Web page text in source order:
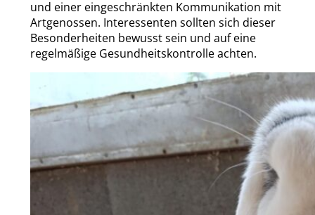
und einer eingeschränkten Kommunikation mit
Artgenossen. Interessenten sollten sich dieser
Besonderheiten bewusst sein und auf eine
regelmäßige Gesundheitskontrolle achten.